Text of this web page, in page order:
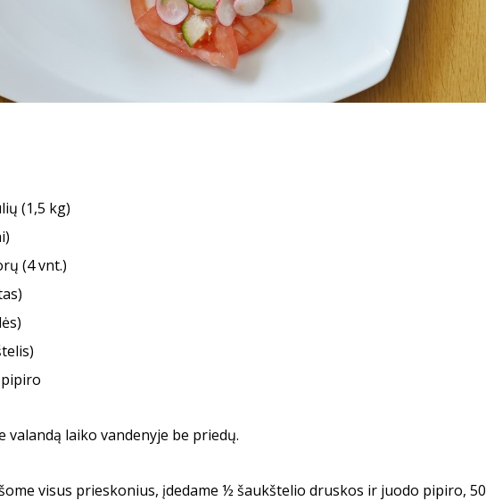
(1,5 kg)
(4 vnt.)
valandą laiko vandenyje be priedų.
visus prieskonius, įdedame ½ šaukštelio druskos ir juodo pipiro, 50